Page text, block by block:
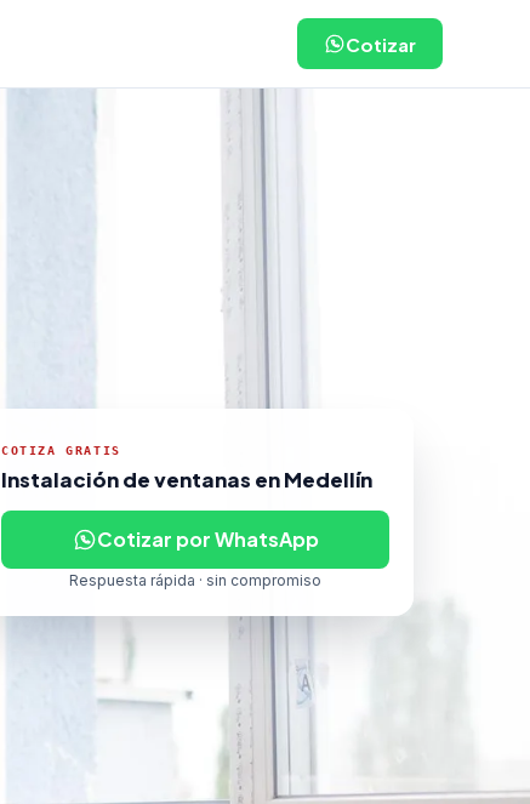
Cotizar
COTIZA GRATIS
Instalación de ventanas en Medellín
Cotizar por WhatsApp
Respuesta rápida · sin compromiso